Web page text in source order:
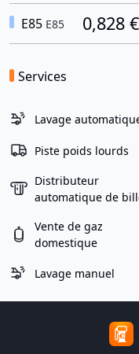
E85 E85 0,828 €
Services
Lavage
Piste poids lourds
Distributeur
automatique de
Vente de gaz
domestique
Lavage manuel